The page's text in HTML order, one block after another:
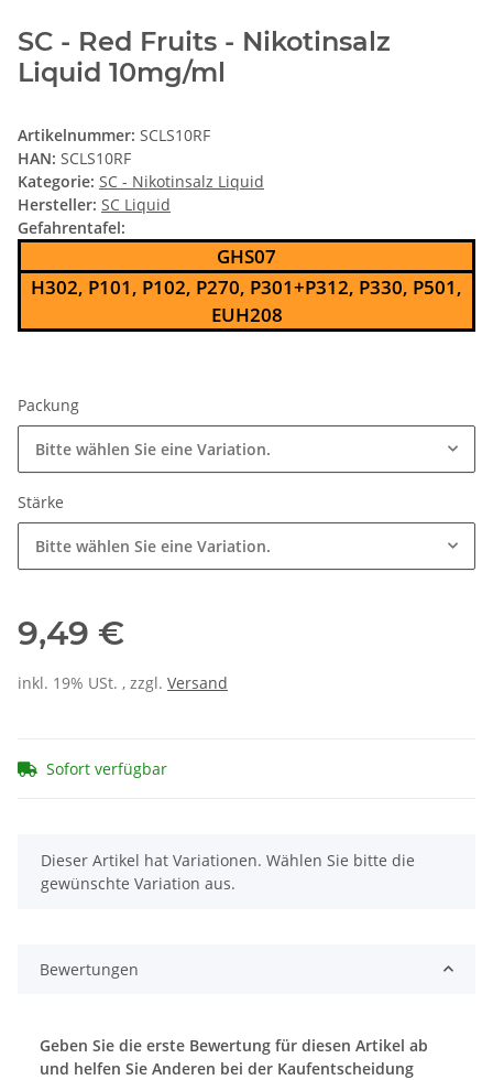
SC - Red Fruits - Nikotinsalz
Liquid 10mg/ml
Artikelnummer: SCLS10RF
HAN: SCLS10RF
Kategorie: SC - Nikotinsalz Liquid
Hersteller: SC Liquid
Gefahrentafel:
GHS07
H302, P101, P102, P270, P301+P312, P330, P501,
EUH208
Packung
Bitte wählen Sie eine Variation.
Stärke
Bitte wählen Sie eine Variation.
9,49 €
inkl. 19% USt. , zzgl. Versand
Sofort verfügbar
x
Dieser Artikel hat Variationen. Wählen Sie bitte die
gewünschte Variation aus.
Bewertungen
Geben Sie die erste Bewertung für diesen Artikel ab
und helfen Sie Anderen bei der Kaufentscheidung